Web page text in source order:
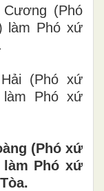
(Phó
làm Phó xứ
(Phó xứ
Phó xứ
(Phó xứ
Phó xứ